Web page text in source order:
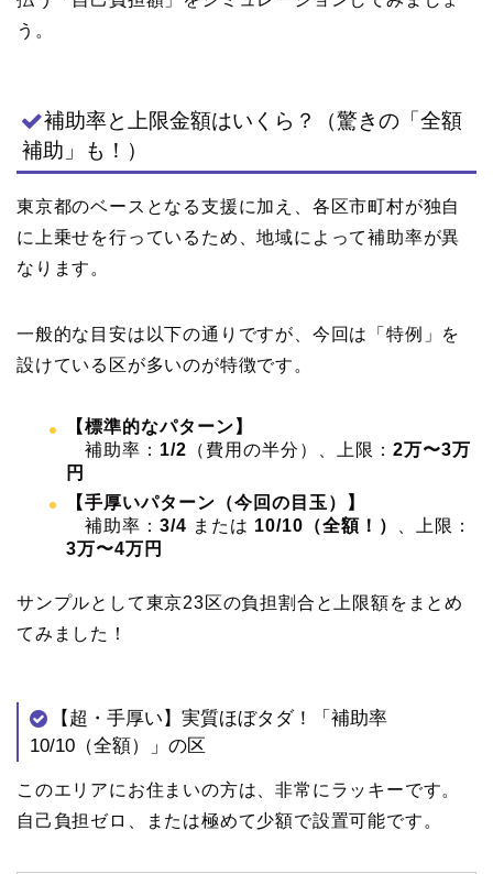
う。
補助率と上限金額はいくら？（驚きの「全額
補助」も！）
東京都のベースとなる支援に加え、各区市町村が独自
に上乗せを行っているため、地域によって補助率が異
なります。
一般的な目安は以下の通りですが、今回は「特例」を
設けている区が多いのが特徴です。
【標準的なパターン】
補助率： 1/2 （費用の半分）、上限： 2万〜3万
円
【手厚いパターン（今回の目玉）】
補助率： 3/4 または 10/10（全額！）
、上限：
3万〜4万円
サンプルとして東京23区の負担割合と上限額をまとめ
てみました！
【超・手厚い】実質ほぼタダ！「補助率
10/10（全額）」の区
このエリアにお住まいの方は、非常にラッキーです。
自己負担ゼロ、または極めて少額で設置可能です。